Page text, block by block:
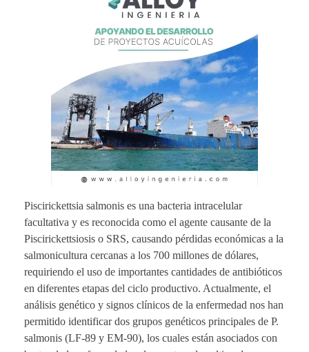
Piscirickettsia salmonis es una bacteria intracelular
facultativa y es reconocida como el agente causante de la
Piscirickettsiosis o SRS, causando pérdidas económicas a la
salmonicultura cercanas a los 700 millones de dólares,
requiriendo el uso de importantes cantidades de antibióticos
en diferentes etapas del ciclo productivo. Actualmente, el
análisis genético y signos clínicos de la enfermedad nos han
permitido identificar dos grupos genéticos principales de P.
salmonis (LF-89 y EM-90), los cuales están asociados con